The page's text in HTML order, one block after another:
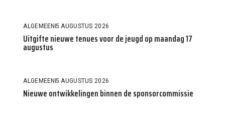
ALGEMEEN 5 AUGUSTUS 2026
Uitgifte nieuwe tenues voor de jeugd op maandag 17
augustus
ALGEMEEN 5 AUGUSTUS 2026
Nieuwe ontwikkelingen binnen de sponsorcommissie